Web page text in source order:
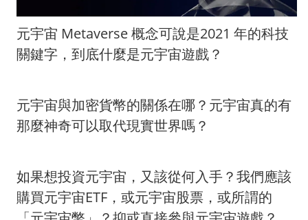
元宇宙 Metaverse 概念可說是2021 年的科技
關鍵字，到底什麼是元宇宙遊戲？
元宇宙與加密貨幣的關係在哪？元宇宙真的有
那麼神奇可以取代現實世界嗎？
如果想投資元宇宙，又該從何入手？我們應該
購買元宇宙ETF，或元宇宙股票，或所謂的